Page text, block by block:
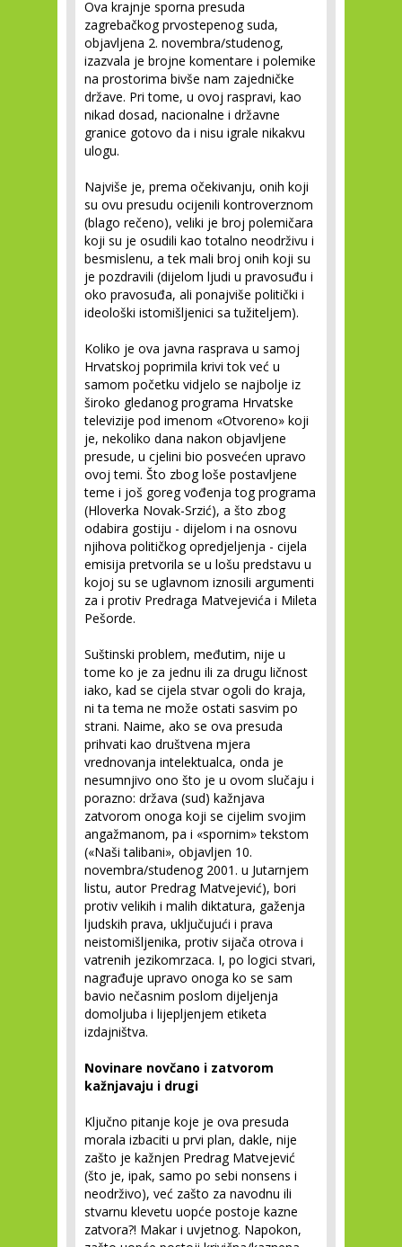
Ova krajnje sporna presuda
zagrebačkog prvostepenog suda,
objavljena 2. novembra/studenog,
izazvala je brojne komentare i polemike
na prostorima bivše nam zajedničke
države. Pri tome, u ovoj raspravi, kao
nikad dosad, nacionalne i državne
granice gotovo da i nisu igrale nikakvu
ulogu.
Najviše je, prema očekivanju, onih koji
su ovu presudu ocijenili kontroverznom
(blago rečeno), veliki je broj polemičara
koji su je osudili kao totalno neodrživu i
besmislenu, a tek mali broj onih koji su
je pozdravili (dijelom ljudi u pravosuđu i
oko pravosuđa, ali ponajviše politički i
ideološki istomišljenici sa tužiteljem).
Koliko je ova javna rasprava u samoj
Hrvatskoj poprimila krivi tok već u
samom početku vidjelo se najbolje iz
široko gledanog programa Hrvatske
televizije pod imenom «Otvoreno» koji
je, nekoliko dana nakon objavljene
presude, u cjelini bio posvećen upravo
ovoj temi. Što zbog loše postavljene
teme i još goreg vođenja tog programa
(Hloverka Novak-Srzić), a što zbog
odabira gostiju - dijelom i na osnovu
njihova političkog opredjeljenja - cijela
emisija pretvorila se u lošu predstavu u
kojoj su se uglavnom iznosili argumenti
za i protiv Predraga Matvejevića i Mileta
Pešorde.
Suštinski problem, međutim, nije u
tome ko je za jednu ili za drugu ličnost
iako, kad se cijela stvar ogoli do kraja,
ni ta tema ne može ostati sasvim po
strani. Naime, ako se ova presuda
prihvati kao društvena mjera
vrednovanja intelektualca, onda je
nesumnjivo ono što je u ovom slučaju i
porazno: država (sud) kažnjava
zatvorom onoga koji se cijelim svojim
angažmanom, pa i «spornim» tekstom
(«Naši talibani», objavljen 10.
novembra/studenog 2001. u Jutarnjem
listu, autor Predrag Matvejević), bori
protiv velikih i malih diktatura, gaženja
ljudskih prava, uključujući i prava
neistomišljenika, protiv sijača otrova i
vatrenih jezikomrzaca. I, po logici stvari,
nagrađuje upravo onoga ko se sam
bavio nečasnim poslom dijeljenja
domoljuba i lijepljenjem etiketa
izdajništva.
Novinare novčano i zatvorom
kažnjavaju i drugi
Ključno pitanje koje je ova presuda
morala izbaciti u prvi plan, dakle, nije
zašto je kažnjen Predrag Matvejević
(što je, ipak, samo po sebi nonsens i
neodrživo), već zašto za navodnu ili
stvarnu klevetu uopće postoje kazne
zatvora?! Makar i uvjetnog. Napokon,